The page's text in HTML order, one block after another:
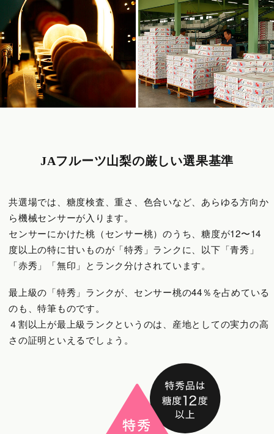
JAフルーツ山梨の厳しい選果基準
共選場では、糖度検査、重さ、色合いなど、あらゆる方向か
ら機械センサーが入ります。
センサーにかけた桃（センサー桃）のうち、糖度が12〜14
度以上の特に甘いものが「特秀」ランクに、以下「青秀」
「赤秀」「無印」とランク分けされています。
最上級の「特秀」ランクが、センサー桃の44％を占めている
のも、特筆ものです。
４割以上が最上級ランクというのは、産地としての実力の高
さの証明といえるでしょう。